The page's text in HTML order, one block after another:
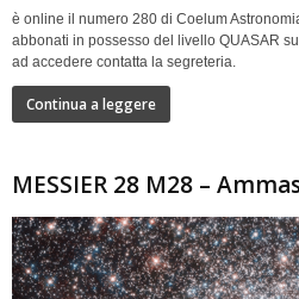
è online il numero 280 di Coelum
abbonati in possesso del livello QUASAR
ad accedere contatta la segreteria.
Continua a leggere
MESSIER 28 M28 –